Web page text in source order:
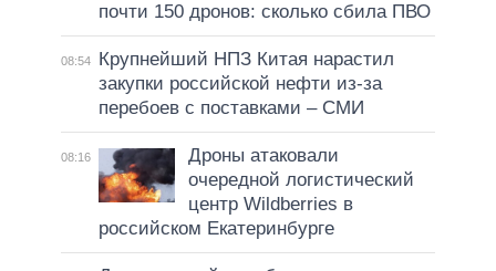
почти 150 дронов: сколько сбила ПВО
08:54
Крупнейший НПЗ Китая нарастил
закупки российской нефти из-за
перебоев с поставками – СМИ
08:16
Дроны атаковали
очередной логистический
центр Wildberries в
российском Екатеринбурге